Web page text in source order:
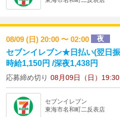
08/09 (日) 20:00 〜 02:00 夜
セブンイレブン★日払い(翌日
時給1,150円 /深夜1,438円
応募締め切り 08月09日（日）19:30
セブンイレブン
東海市名和町二反表店